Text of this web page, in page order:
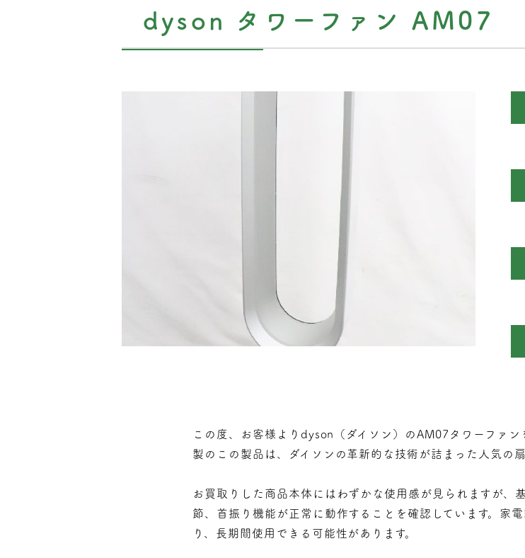
dyson タワーファン AM07
この度、お客様よりdyson（ダイソン）のAM07タワーファ
製のこの製品は、ダイソンの革新的な技術が詰まった人気の扇
お買取りした商品本体にはわずかな使用感が見られますが、
節、首振り機能が正常に動作することを確認しています。家
り、長期間使用できる可能性があります。